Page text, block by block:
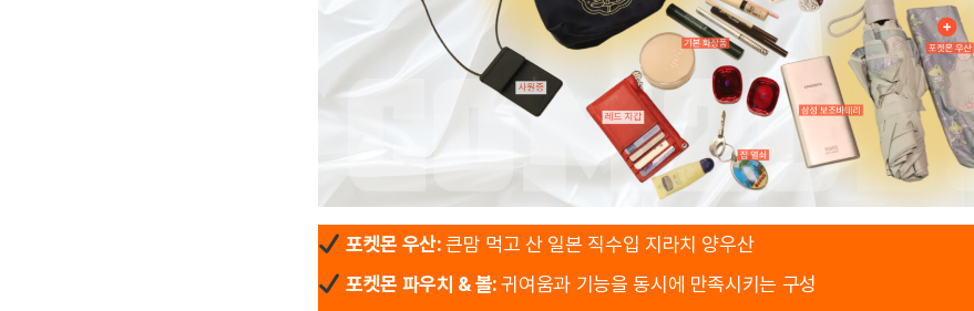
포켓몬 우산:큰맘 먹고 산 일본 직수입 지라치 양우산
포켓몬 파우치 & 볼:귀여움과 기능을 동시에 만족시키는 구성